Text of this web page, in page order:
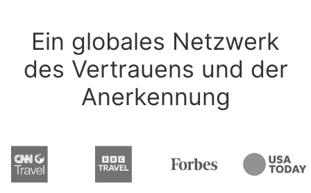
Ein globales Netzwerk
des Vertrauens und der
Anerkennung